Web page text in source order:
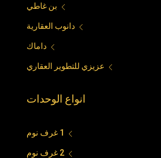
بن غاطي
دانوب العقارية
داماك
عزيزي للتطوير العقاري
انواع الوحدات
1 غرف نوم
2 غرف نوم